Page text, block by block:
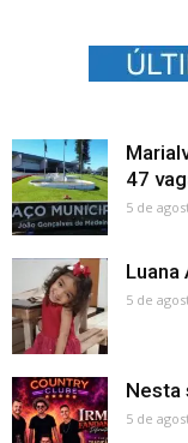
47
5 de
Luana
5 de
Nesta
5 de